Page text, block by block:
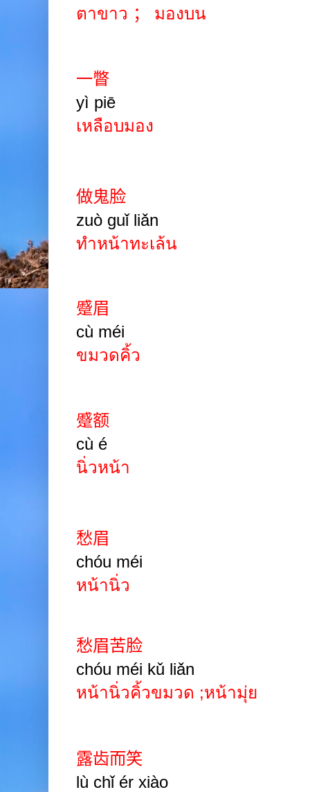
ตาขาว ； มองบน
一瞥
yì piē
เหลือบมอง
做鬼脸
zuò guǐ liǎn
ทำหน้าทะเล้น
蹙眉
cù méi
ขมวดคิ้ว
蹙额
cù é
นิ่วหน้า
愁眉
chóu méi
หน้านิ่ว
愁眉苦脸
chóu méi kǔ liǎn
หน้านิ่วคิ้วขมวด ;หน้ามุ่ย
露齿而笑
lù chǐ ér xiào